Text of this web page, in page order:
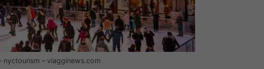
nyctourism – viagginews.com